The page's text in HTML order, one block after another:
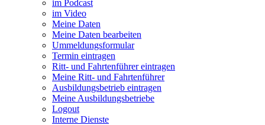
im Podcast
im Video
Meine Daten
Meine Daten bearbeiten
Ummeldungsformular
Termin eintragen
Ritt- und Fahrtenführer eintragen
Meine Ritt- und Fahrtenführer
Ausbildungsbetrieb eintragen
Meine Ausbildungsbetriebe
Logout
Interne Dienste